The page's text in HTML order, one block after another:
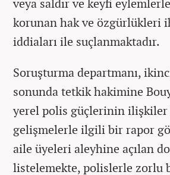
veya saldır ve keyfi
korunan hak ve özgürlükleri
iddiaları ile suçlanmaktadır.
Soruşturma departmanı,
sonunda tetkik hakimine
yerel polis güçlerinin ilişkiler
gelişmelerle ilgili bir rapor
aile üyeleri aleyhine açılan
listelemekte, polislerle